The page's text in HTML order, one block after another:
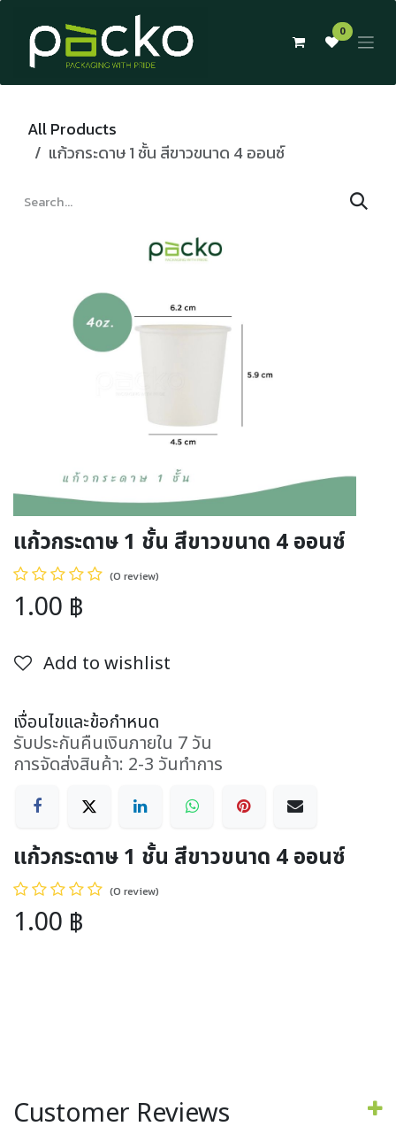
Skip to Content
0
All Products
แก้วกระดาษ 1 ชั้น สีขาวขนาด 4 ออนซ์
แก้วกระดาษ 1 ชั้น สีขาวขนาด 4 ออนซ์
(0 review)
1.00 ฿
Add to wishlist
เงื่อนไขและข้อกำหนด
รับประกันคืนเงินภายใน 7 วัน
การจัดส่งสินค้า: 2-3 วันทำการ
แก้วกระดาษ 1 ชั้น สีขาวขนาด 4 ออนซ์
(0 review)
1.00 ฿
Customer Reviews